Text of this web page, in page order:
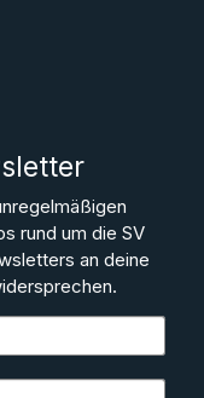
rund um die SV
an deine